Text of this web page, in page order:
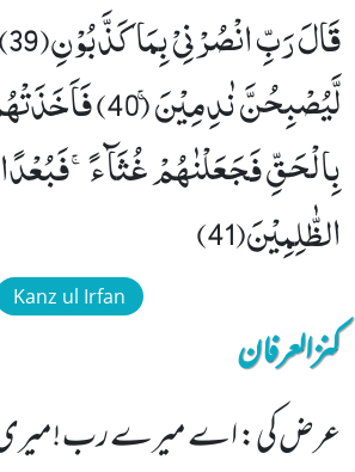
لَّیُصْبِحُنَّ نٰدِمِیْنَۚ
بِالْحَقِّ فَجَعَلْنٰهُمْ غُثَآءًۚ-
الظّٰلِمِیْنَ(41)
Kanz ul Irfan
کنزالعرفان
عرض کی: اے میرے رب !میری مدد